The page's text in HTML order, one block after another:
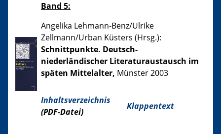
Band 5:
Angelika Lehmann-Benz/Ulrike
Zellmann/Urban Küsters (Hrsg.):
Schnittpunkte. Deutsch-
niederländischer Literaturaustausch im
späten Mittelalter, Münster 2003
Inhaltsverzeichnis
(PDF-Datei)
Klappentext